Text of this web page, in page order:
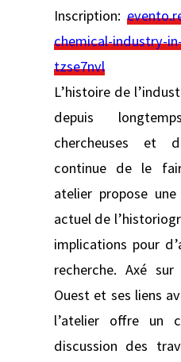
Inscription:
chemical-industry-
tzse7nvl
L’histoire de
depuis
chercheuses et
continue de le
atelier propose
actuel de
implications pour
recherche. Axé
Ouest et ses liens
l’atelier offre un
discussion des